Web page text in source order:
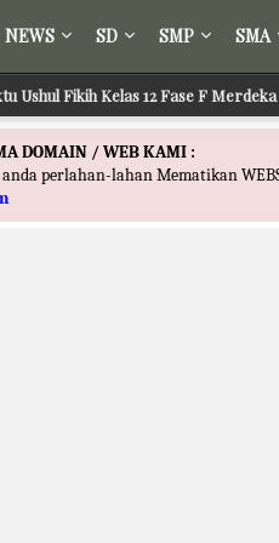
NEWS SD SMP SMA
Ushul Fikih Kelas 12 Fase F
DOMAIN / WEB KAMI :
perlahan-lahan Mematikan